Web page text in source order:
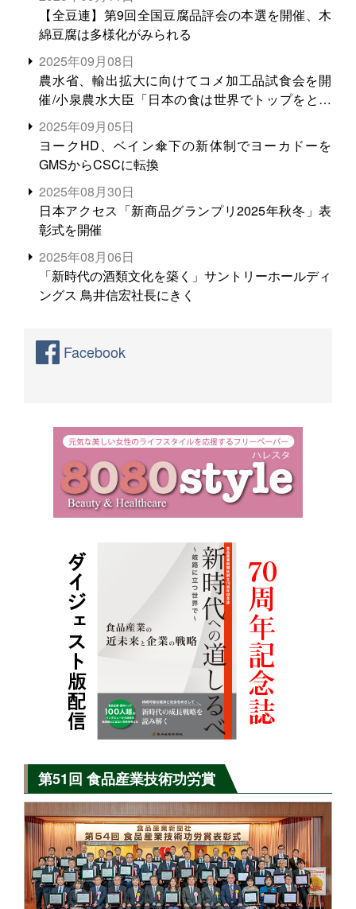
【全豆連】第9回全国豆腐品評会の本選を開催、木
綿豆腐は多様化がみられる
2025年09月08日
農水省、輸出拡大に向けてコメ加工品試食会を開
催/小泉農水大臣「日本の食は世界でトップをとれ
る。米増産に向けて、米輸出需要の拡大を」
2025年09月05日
ヨークHD、ベイン傘下の新体制でヨーカドーを
GMSからCSCに転換
2025年08月30日
日本アクセス「新商品グランプリ2025年秋冬」表
彰式を開催
2025年08月06日
「新時代の酒類文化を築く」サントリーホールディ
ングス 鳥井信宏社長にきく
Facebook
第51回 食品産業技術功労賞